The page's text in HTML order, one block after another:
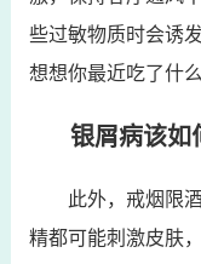
些过敏物质时会诱
想想你最近吃了什
银屑病该如
此外，戒烟限
精都可能刺激皮肤